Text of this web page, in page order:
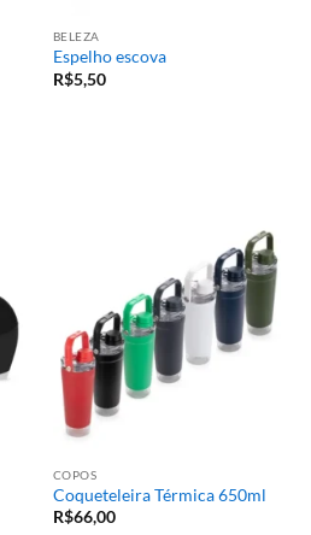
BELEZA
Espelho escova
R$5,50
COPOS
Coqueteleira Térmica 650ml
R$66,00